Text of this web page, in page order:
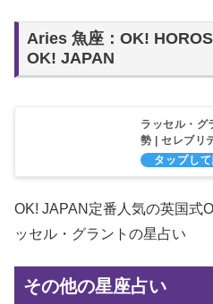
Aries 魚座：OK!
OK! JAPAN
ラッセル・
勢 | セレブリ
マガジンの日
OK! JAPAN定番人気の英国式
ッセル・グラントの星占い
その他の星座占い